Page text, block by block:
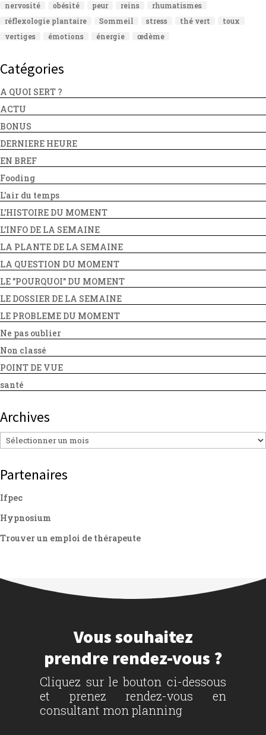
nervosité
obésité peur reins
rhumatismes
réflexologie plantaire
Sommeil stress thé vert
toux
vertiges
émotions énergie œdème
Catégories
A QUOI SERT ?
ACTU
BONUS
DERNIERE HEURE
EN BREF
Fooding
L'air du temps
L'HISTOIRE DU MOMENT
L'INFO DE LA SEMAINE
LA PLANTE DE LA SEMAINE
LA QUESTION DU MOMENT
LE "POURQUOI" DU MOMENT
LE DOSSIER DE LA SEMAINE
LE PROBLEME DU MOMENT
Ne pas oublier
Non classé
POINT DE VUE
santé
Archives
Archives
Partenaires
Ifpec
Hypnosium
Trouver un emploi de thérapeute
Vous souhaitez
prendre rendez-vous ?
Cliquez sur le bouton ci-dessous
et prenez rendez-vous en
consultant mon planning